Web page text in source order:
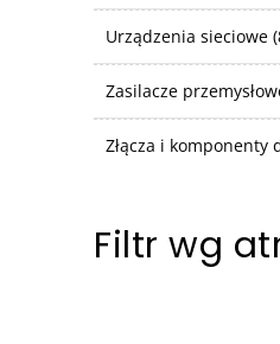
Urządzenia sieciowe
Zasilacze
Złącza i komponenty
Filtr wg